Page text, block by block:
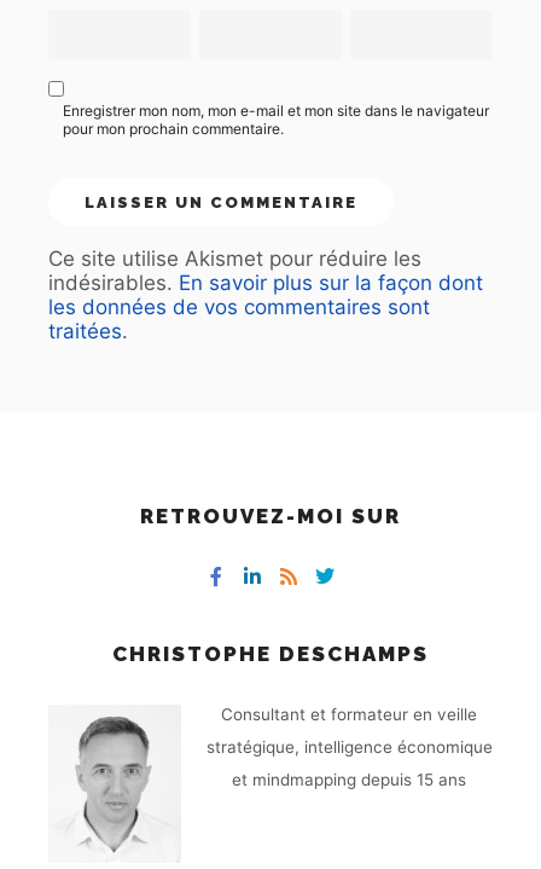
Enregistrer mon nom, mon e-mail et mon site dans le navigateur
pour mon prochain commentaire.
Ce site utilise Akismet pour réduire les
indésirables. En savoir plus sur la façon dont
les données de vos commentaires sont
traitées.
RETROUVEZ-MOI SUR
CHRISTOPHE DESCHAMPS
Consultant et formateur en veille
stratégique, intelligence économique
et mindmapping depuis 15 ans